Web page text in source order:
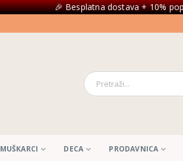
🎉 Besplatna dostava + 10%
MUŠKARCI DECA PRODAVNICA